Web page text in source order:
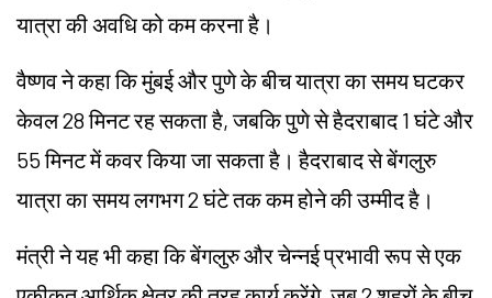
यात्रा की अवधि को कम करना है।
वैष्णवने कहा कि मुंबई और पुणे के बीच यात्रा का समय घटकर
केवल 28 मिनट रह सकता है, जबकि पुणे से हैदराबाद 1 घंटे और
55 मिनट में कवर किया जा सकता है। हैदराबाद से बेंगलुरु
यात्रा का समय लगभग 2 घंटे तक कम होने की उम्मीद है।
मंत्री ने यह भी कहा कि बेंगलुरु और चेन्नई प्रभावी रूप से एक